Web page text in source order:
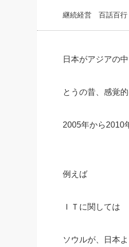
社長のための“儲
継続経営 百話
継続経営 百話百行
日本がアジアの
とうの昔、感覚的
2005年から2010
例えば
ＩＴに関しては
ソウルが、日本